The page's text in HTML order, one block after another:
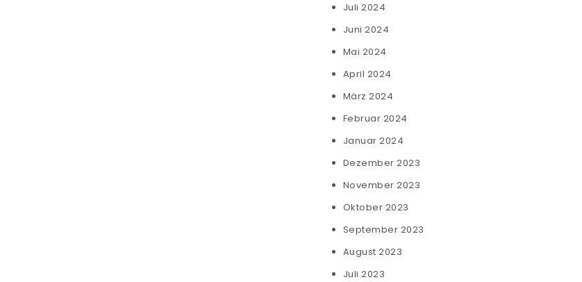
Juli 2024
Juni 2024
Mai 2024
April 2024
März 2024
Februar 2024
Januar 2024
Dezember 2023
November 2023
Oktober 2023
September 2023
August 2023
Juli 2023